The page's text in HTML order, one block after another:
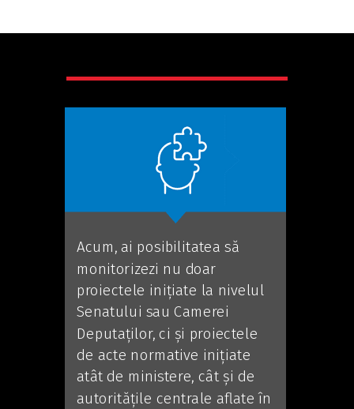
Acum, ai posibilitatea să
monitorizezi nu doar
proiectele inițiate la nivelul
Senatului sau Camerei
Deputaților, ci și proiectele
de acte normative inițiate
atât de ministere, cât și de
autoritățile centrale aflate în